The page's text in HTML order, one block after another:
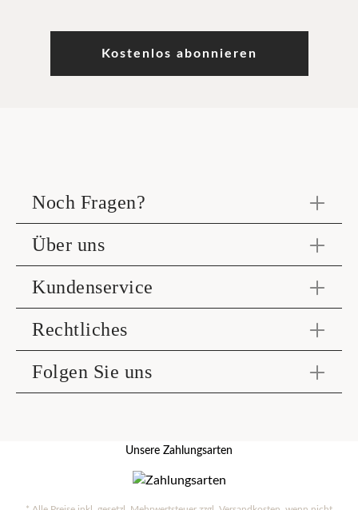
Kostenlos abonnieren
Noch Fragen?
Über uns
Kundenservice
Rechtliches
Folgen Sie uns
Unsere Zahlungsarten